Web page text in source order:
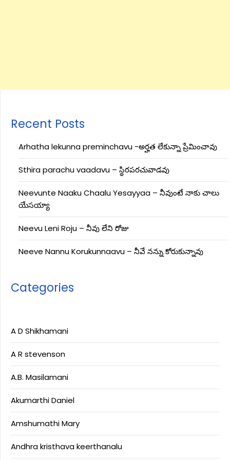
Recent Posts
Arhatha lekunna preminchavu -అర్హత లేకున్నా ప్రేమించావు
Sthira parachu vaadavu – స్థిరపరచువాడవు
Neevunte Naaku Chaalu Yesayyaa – నీవుంటే నాకు చాలు
యేసయ్యా
Neevu Leni Roju – నీవు లేని రోజు
Neeve Nannu Korukunnaavu – నీవే నన్ను కోరుకున్నావు
Categories
A D Shikhamani
A R stevenson
A.B. Masilamani
Akumarthi Daniel
Amshumathi Mary
Andhra kristhava keerthanalu